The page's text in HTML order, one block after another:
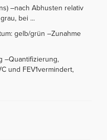
–nach Abhusten relativ
bei ...
gelb/grün –Zunahme
–Quantifizierung,
und FEV1vermindert,